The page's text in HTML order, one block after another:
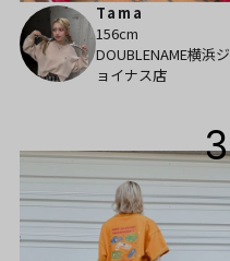
Tama
156cm
DOUBLENAME横浜ジ
ョイナス店
3